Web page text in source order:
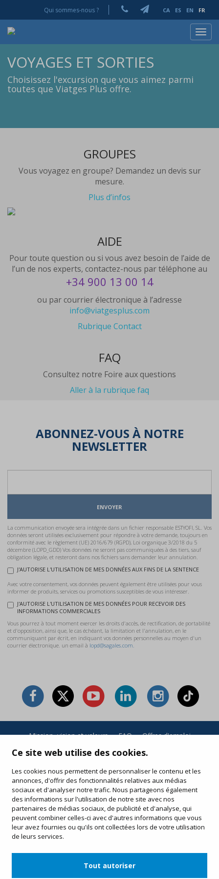
Ce site web utilise des cookies.
Les cookies nous permettent de personnaliser le contenu et les
annonces, d'offrir des fonctionnalités relatives aux médias
sociaux et d'analyser notre trafic. Nous partageons également
des informations sur l'utilisation de notre site avec nos
partenaires de médias sociaux, de publicité et d'analyse, qui
peuvent combiner celles-ci avec d'autres informations que vous
leur avez fournies ou qu'ils ont collectées lors de votre utilisation
de leurs services.
Tout autoriser
Qui sommes-nous ? CA ES EN FR
VOYAGES ET SORTIES
Choisissez l'excursion que vous aimez parmi
toutes que Viatges Plus offre.
GROUPES
Vous voyagez en groupe? Demandez un devis sur
mesure.
Plus d’infos
AIDE
Pour toute question ou si vous avez besoin de l’aide de
l’un de nos experts, contactez-nous par téléphone au
+34 900 13 00 14
ou par courrier électronique à l’adresse
info@viatgesplus.com
Rubrique Contact
FAQ
Consultez notre Foire aux questions
Aller à la rubrique faq
ABONNEZ-VOUS À NOTRE
NEWSLETTER
ENVOYER
La communication envoyée sera intégrée dans un fichier responsable ESTYOFI, SL. Vos
données seront utilisées exclusivement pour répondre à votre demande, toujours en
conformité avec le règlement (UE) 2016/679 (RGPD), Loi organique 3/2018 du 5
décembre (LOPD_GDD) Vos données ne seront pas communiquées à des tiers, sauf
obligation légale, et resteront dans nos fichiers sans demander leur annulation.
J'AUTORISE L'UTILISATION DE MES DONNÉES AUX FINS DE LA SENTENCE
Avec votre consentement, vos données peuvent également être utilisées pour vous
informer de produits, services ou promotions susceptibles de vous intéresser.
J'AUTORISE L'UTILISATION DE MES DONNÉES POUR RECEVOIR DES
INFORMATIONS COMMERCIALES
Vous pourrez à tout moment exercer les droits d'accès, de rectification, de portabilité
et d'opposition, ainsi que, le cas échéant, la limitation et l'annulation, en le
communiquant par écrit, en indiquant vos données personnelles au moyen d'un
courrier électronique. un email à lopd@sagales.com.
Mission, vision et valeurs · FAQ · Offres d'emploi
Conditions générales et politique de confidentialité
Vos achats en ligne
Modifiez ou réimprimez votre billet électronique